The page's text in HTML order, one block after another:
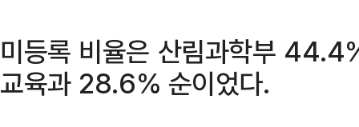
미등록 비율은 산림과학부
교육과 28.6% 순이었다.